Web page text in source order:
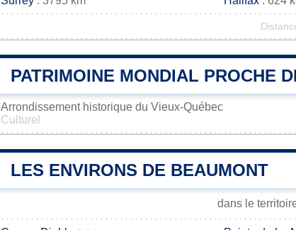
PATRIMOINE MONDIAL PROCHE
Arrondissement historique du Vieux-Québec
Culturel
LES ENVIRONS DE BEAUMONT
dans le